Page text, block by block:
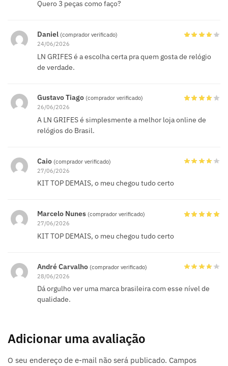
Quero 3 peças como faço?
Daniel (comprador verificado)
24/06/2026
LN GRIFES é a escolha certa pra quem gosta de relógio
de verdade.
Gustavo Tiago (comprador verificado)
26/06/2026
A LN GRIFES é simplesmente a melhor loja online de
relógios do Brasil.
Caio (comprador verificado)
27/06/2026
KIT TOP DEMAIS, o meu chegou tudo certo
Marcelo Nunes (comprador verificado)
27/06/2026
KIT TOP DEMAIS, o meu chegou tudo certo
André Carvalho (comprador verificado)
28/06/2026
Dá orgulho ver uma marca brasileira com esse nível de
qualidade.
Adicionar uma avaliação
O seu endereço de e-mail não será publicado. Campos